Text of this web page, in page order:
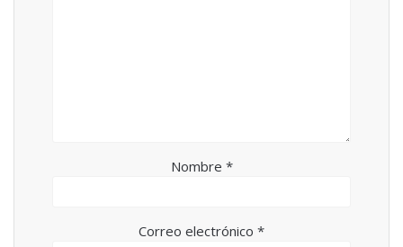
Nombre *
Correo electrónico *